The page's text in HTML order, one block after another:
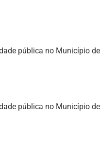
pública no Município
pública no Município